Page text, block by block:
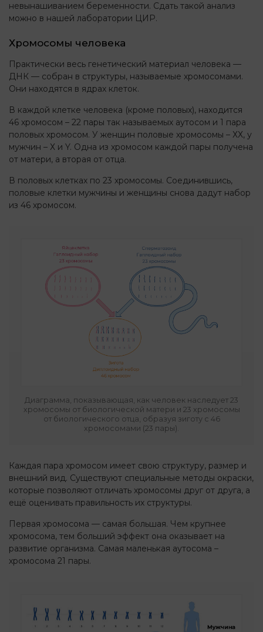
невынашиванием беременности. Сдать такой анализ
можно в нашей лаборатории ЦИР.
Хромосомы человека
Практически весь генетический материал человека —
ДНК — собран в структуры, называемые хромосомами.
Они находятся в ядрах клеток.
В каждой клетке человека (кроме половых), находится
46 хромосом – 22 пары так называемых аутосом и 1 пара
половых хромосом. У женщин половые хромосомы – ХХ, у
мужчин – Х и Y. Одна из хромосом каждой пары получена
от матери, а вторая от отца.
В половых клетках по 23 хромосомы. Соединившись,
половые клетки мужчины и женщины снова дадут набор
из 46 хромосом.
Диаграмма, показывающая, как человек наследует 23
хромосомы от биологической матери и 23 хромосомы
от биологического отца, образуя зиготу с 46
хромосомами (23 пары).
Каждая пара хромосом имеет свою структуру, размер и
внешний вид. Существуют специальные методы окраски,
которые позволяют отличать хромосомы друг от друга, а
ещё оценивать правильность их структуры.
Первая хромосома — самая большая. Чем крупнее
хромосома, тем больший эффект она оказывает на
развитие организма. Самая маленькая аутосома –
хромосома 21 пары.